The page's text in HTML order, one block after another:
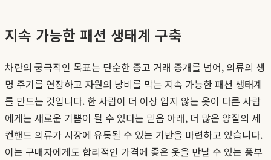
지속 가능한 패션 생태계 구축
차란의 궁극적인 목표는 단순한 중고 거래 중개를 넘어, 의류의 생
명 주기를 연장하고 자원의 낭비를 막는 지속 가능한 패션 생태계
를 만드는 것입니다. 한 사람이 더 이상 입지 않는 옷이 다른 사람
에게는 새로운 기쁨이 될 수 있다는 믿음 아래, 더 많은 양질의 세
컨핸드 의류가 시장에 유통될 수 있는 기반을 마련하고 있습니다.
이는 구매자에게도 합리적인 가격에 좋은 옷을 만날 수 있는 풍부